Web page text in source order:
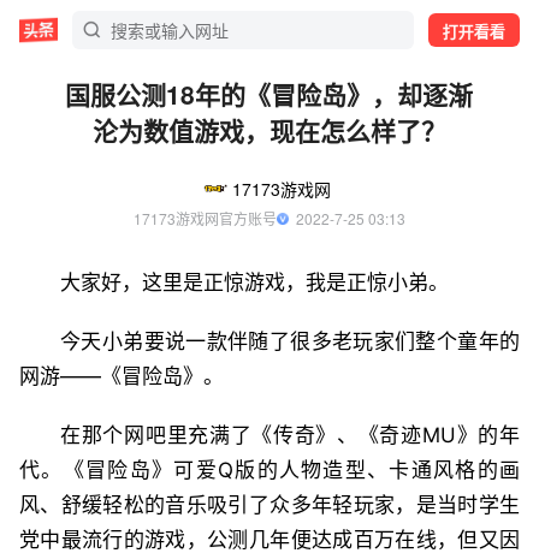
打开看看
国服公测18年的《冒险岛》，却逐渐
沦为数值游戏，现在怎么样了？
17173游戏网
17173游戏网官方账号
  2022-7-25 03:13
大家好，这里是正惊游戏，我是正惊小弟。
今天小弟要说一款伴随了很多老玩家们整个童年的
网游——《冒险岛》。
在那个网吧里充满了《传奇》、《奇迹MU》的年
代。《冒险岛》可爱Q版的人物造型、卡通风格的画
风、舒缓轻松的音乐吸引了众多年轻玩家，是当时学生
党中最流行的游戏，公测几年便达成百万在线，但又因